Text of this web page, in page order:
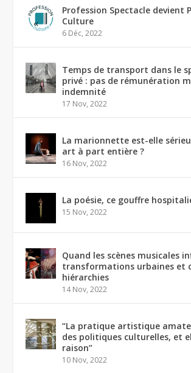
Profession Spectacle devient
Culture
6 Déc, 2022
Temps de transport dans le
privé : pas de rémunération
indemnité
17 Nov, 2022
La marionnette est-elle
art à part entière ?
16 Nov, 2022
La poésie, ce gouffre
15 Nov, 2022
Quand les scènes musicales
transformations urbaines et
hiérarchies
14 Nov, 2022
“La pratique artistique
des politiques culturelles, et
raison”
10 Nov, 2022